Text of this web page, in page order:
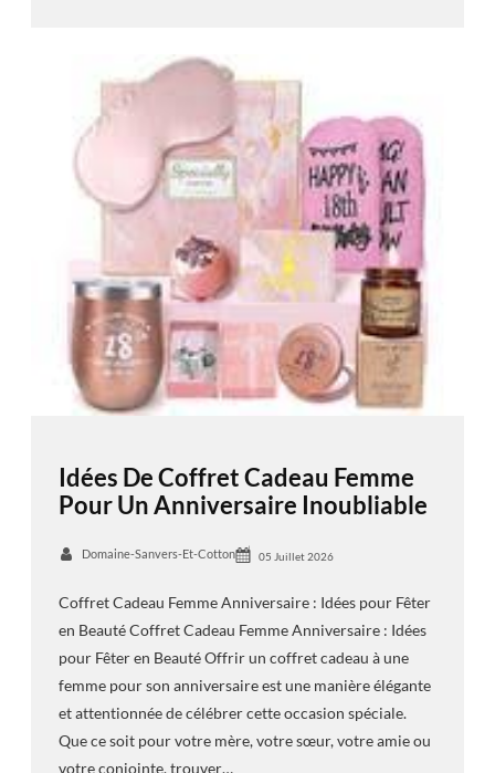
Idées De Coffret Cadeau Femme
Pour Un Anniversaire Inoubliable
Domaine-Sanvers-Et-Cotton 05 Juillet 2026
Coffret Cadeau Femme Anniversaire : Idées pour Fêter
en Beauté Coffret Cadeau Femme Anniversaire : Idées
pour Fêter en Beauté Offrir un coffret cadeau à une
femme pour son anniversaire est une manière élégante
et attentionnée de célébrer cette occasion spéciale.
Que ce soit pour votre mère, votre sœur, votre amie ou
votre conjointe, trouver…